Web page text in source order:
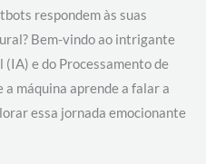
respondem às suas
Bem-vindo ao intrigante
e do Processamento de
máquina aprende a falar a
essa jornada emocionante